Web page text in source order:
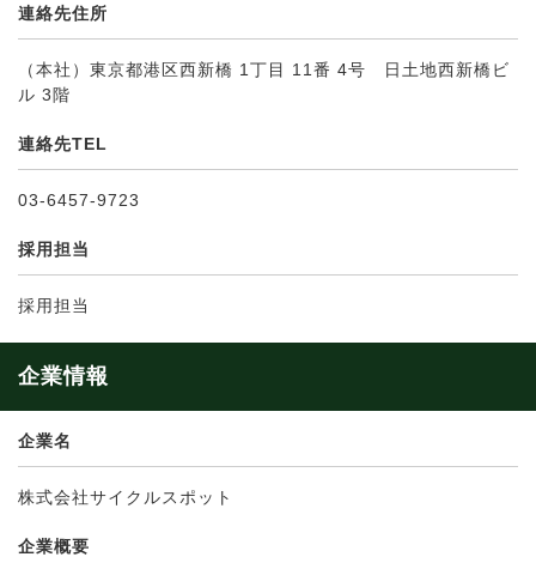
連絡先住所
（本社）東京都港区西新橋 1丁目 11番 4号 日土地西新橋ビ
ル 3階
連絡先TEL
03-6457-9723
採用担当
採用担当
企業情報
企業名
株式会社サイクルスポット
企業概要